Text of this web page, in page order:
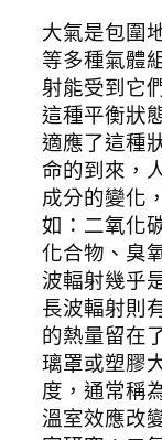
大氣是包圍
等多種氣體
射能受到它
這種平衡狀
適應了這種
命的到來，
成分的變化
如：二氧化
化合物、臭
波輻射幾乎
長波輻射則
的熱量留在
璃罩或塑膠
度，通常稱
溫室效應改